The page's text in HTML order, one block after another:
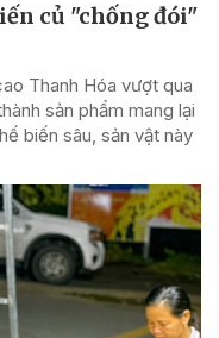
củ "chống đói"
Thanh Hóa vượt qua
sản phẩm mang lại
biến sâu, sản vật này